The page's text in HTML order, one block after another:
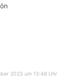
2023 um 13:48 Uhr